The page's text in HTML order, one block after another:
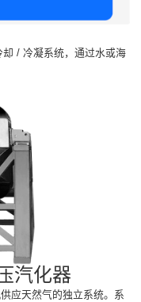
/ 冷凝系统，通过水或海
汽化器
应天然气的独立系统。系